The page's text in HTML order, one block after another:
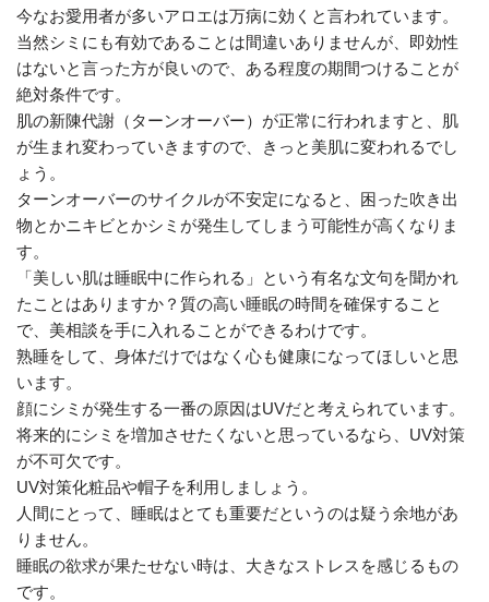
今なお愛用者が多いアロエは万病に効くと言われています。
当然シミにも有効であることは間違いありませんが、即効性
はないと言った方が良いので、ある程度の期間つけることが
絶対条件です。
肌の新陳代謝（ターンオーバー）が正常に行われますと、肌
が生まれ変わっていきますので、きっと美肌に変われるでし
ょう。
ターンオーバーのサイクルが不安定になると、困った吹き出
物とかニキビとかシミが発生してしまう可能性が高くなりま
す。
「美しい肌は睡眠中に作られる」という有名な文句を聞かれ
たことはありますか？質の高い睡眠の時間を確保すること
で、美相談を手に入れることができるわけです。
熟睡をして、身体だけではなく心も健康になってほしいと思
います。
顔にシミが発生する一番の原因はUVだと考えられています。
将来的にシミを増加させたくないと思っているなら、UV対策
が不可欠です。
UV対策化粧品や帽子を利用しましょう。
人間にとって、睡眠はとても重要だというのは疑う余地があ
りません。
睡眠の欲求が果たせない時は、大きなストレスを感じるもの
です。